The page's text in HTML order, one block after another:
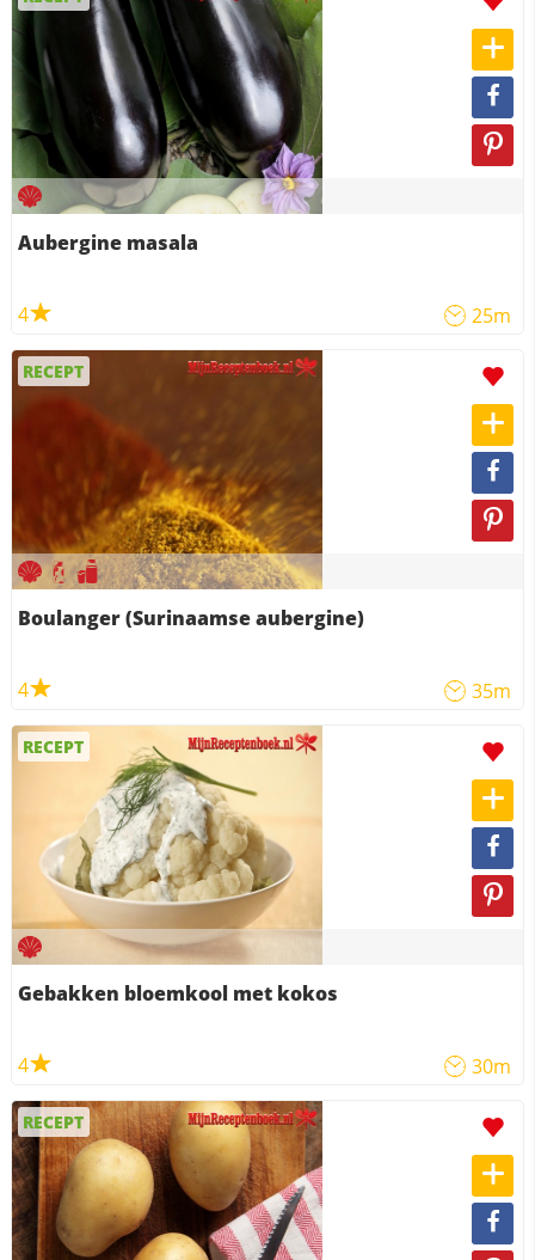
Aubergine masala
4 25m
RECEPT
Boulanger (Surinaamse aubergine)
4 35m
RECEPT
Gebakken bloemkool met kokos
4 30m
RECEPT